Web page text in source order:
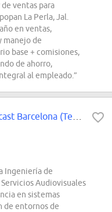
ventas para
La Perla, Jal.
en ventas,
manejo de
base + comisiones,
de ahorro,
al empleado.”
Ingeniería de
Audiovisuales
en sistemas
de entornos de